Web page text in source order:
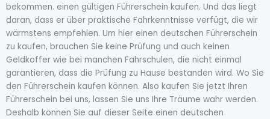
bekommen. einen gültigen Führerschein kaufen. Und das liegt
daran, dass er über praktische Fahrkenntnisse verfügt, die wir
wärmstens empfehlen. Um hier einen deutschen Führerschein
zu kaufen, brauchen Sie keine Prüfung und auch keinen
Geldkoffer wie bei manchen Fahrschulen, die nicht einmal
garantieren, dass die Prüfung zu Hause bestanden wird. Wo Sie
den Führerschein kaufen können. Also kaufen Sie jetzt Ihren
Führerschein bei uns, lassen Sie uns Ihre Träume wahr werden.
Deshalb können Sie auf dieser Seite einen deutschen